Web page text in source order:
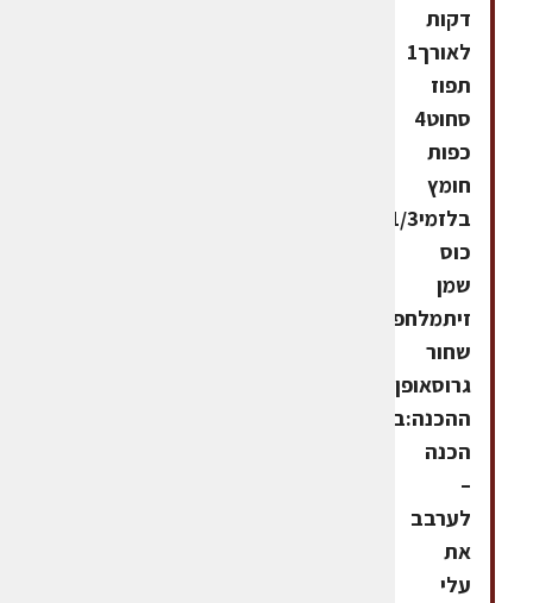
דקות
לאורך1
תפוז
סחוט4
כפות
חומץ
בלזמי1/3
כוס
שמן
זיתמלחפלפל
שחור
גרוסאופן
ההכנה:בקערת
הכנה
–
לערבב
את
עלי